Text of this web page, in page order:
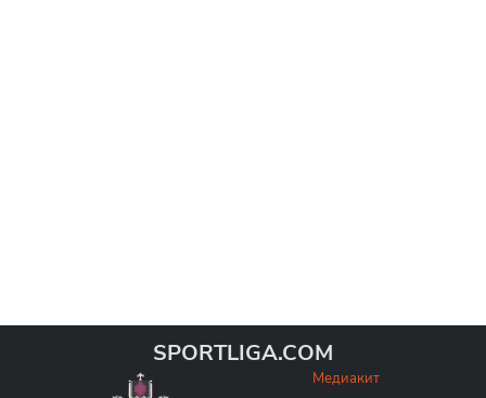
SPORTLIGA.COM
Медиакит